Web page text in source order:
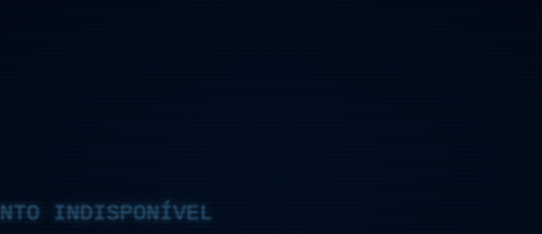
INDISPONÍVEL